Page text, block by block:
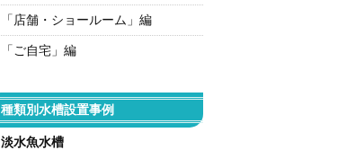
「店舗・ショールーム」編
「ご自宅」編
種類別水槽設置事例
淡水魚水槽